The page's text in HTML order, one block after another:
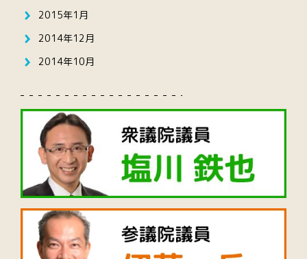
2015年1月
2014年12月
2014年10月